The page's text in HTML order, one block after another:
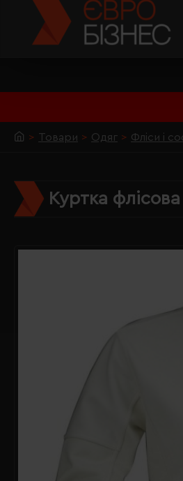
Товари Одяг Фліси і
Куртка